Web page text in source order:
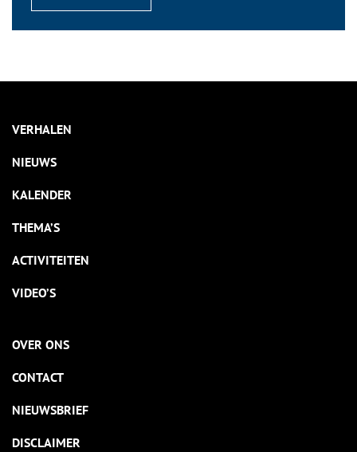
VERHALEN
NIEUWS
KALENDER
THEMA’S
ACTIVITEITEN
VIDEO’S
OVER ONS
CONTACT
NIEUWSBRIEF
DISCLAIMER